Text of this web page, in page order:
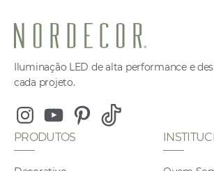
Iluminação LED de alta performance e
cada projeto.
InstagramYoutubePinterest
Tiktok
PRODUTOS